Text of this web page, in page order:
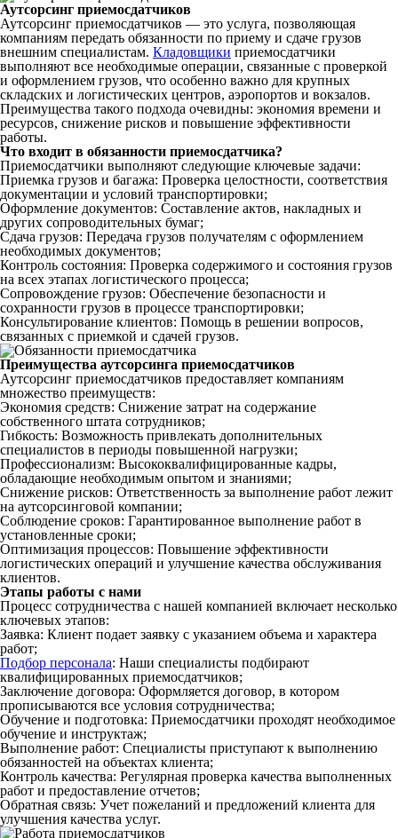
Аутсорсинг приемосдатчиков
Аутсорсинг приемосдатчиков — это услуга, позволяющая
компаниям передать обязанности по приему и сдаче грузов
внешним специалистам. Кладовщики приемосдатчики
выполняют все необходимые операции, связанные с проверкой
и оформлением грузов, что особенно важно для крупных
складских и логистических центров, аэропортов и вокзалов.
Преимущества такого подхода очевидны: экономия времени и
ресурсов, снижение рисков и повышение эффективности
работы.
Что входит в обязанности приемосдатчика?
Приемосдатчики выполняют следующие ключевые задачи:
Приемка грузов и багажа: Проверка целостности, соответствия
документации и условий транспортировки;
Оформление документов: Составление актов, накладных и
других сопроводительных бумаг;
Сдача грузов: Передача грузов получателям с оформлением
необходимых документов;
Контроль состояния: Проверка содержимого и состояния грузов
на всех этапах логистического процесса;
Сопровождение грузов: Обеспечение безопасности и
сохранности грузов в процессе транспортировки;
Консультирование клиентов: Помощь в решении вопросов,
связанных с приемкой и сдачей грузов.
Преимущества аутсорсинга приемосдатчиков
Аутсорсинг приемосдатчиков предоставляет компаниям
множество преимуществ:
Экономия средств: Снижение затрат на содержание
собственного штата сотрудников;
Гибкость: Возможность привлекать дополнительных
специалистов в периоды повышенной нагрузки;
Профессионализм: Высококвалифицированные кадры,
обладающие необходимым опытом и знаниями;
Снижение рисков: Ответственность за выполнение работ лежит
на аутсорсинговой компании;
Соблюдение сроков: Гарантированное выполнение работ в
установленные сроки;
Оптимизация процессов: Повышение эффективности
логистических операций и улучшение качества обслуживания
клиентов.
Этапы работы с нами
Процесс сотрудничества с нашей компанией включает несколько
ключевых этапов:
Заявка: Клиент подает заявку с указанием объема и характера
работ;
Подбор персонала: Наши специалисты подбирают
квалифицированных приемосдатчиков;
Заключение договора: Оформляется договор, в котором
прописываются все условия сотрудничества;
Обучение и подготовка: Приемосдатчики проходят необходимое
обучение и инструктаж;
Выполнение работ: Специалисты приступают к выполнению
обязанностей на объектах клиента;
Контроль качества: Регулярная проверка качества выполненных
работ и предоставление отчетов;
Обратная связь: Учет пожеланий и предложений клиента для
улучшения качества услуг.